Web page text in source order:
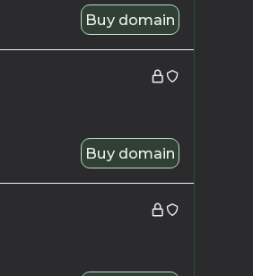
Buy domain
Buy domain